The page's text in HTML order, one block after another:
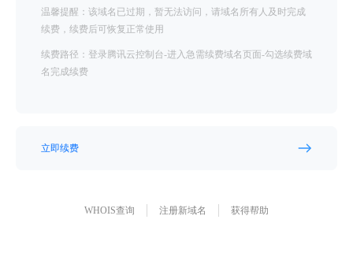
温馨提醒：该域名已过期，暂无法访问，请域名所有人及时完成
续费，续费后可恢复正常使用
续费路径：登录腾讯云控制台-进入急需续费域名页面-勾选续费域
名完成续费
立即续费
WHOIS查询 注册新域名 获得帮助